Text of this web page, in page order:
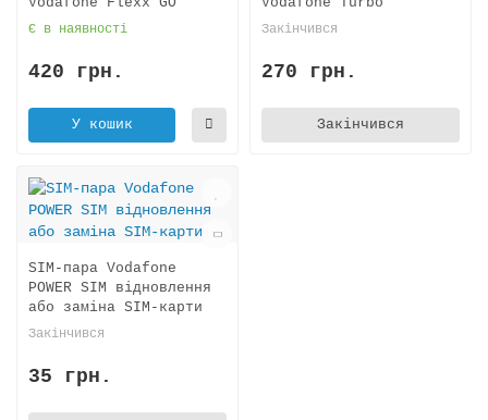
Є в наявності
420 грн.
У кошик
Закінчився
270 грн.
Закінчився
SIM-пара Vodafone
POWER SIM відновлення
або заміна SIM-карти
Закінчився
35 грн.